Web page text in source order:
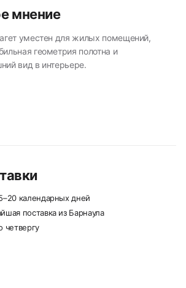
мнение
уместен для жилых помещений,
геометрия полотна и
вид в интерьере.
календарных дней
поставка из Барнаула
четвергу